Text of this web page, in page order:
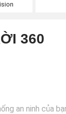
360
an ninh của